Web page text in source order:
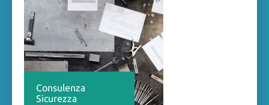
Consulenza
Sicurezza